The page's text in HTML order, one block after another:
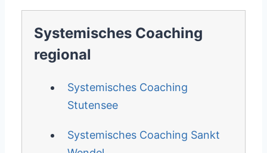
Systemisches Coaching
regional
Systemisches Coaching
Stutensee
Systemisches Coaching Sankt